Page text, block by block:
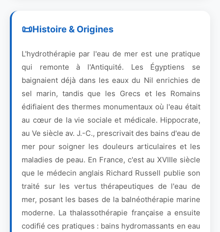
Histoire & Origines
L'hydrothérapie par l'eau de mer est une pratique
qui remonte à l'Antiquité. Les Égyptiens se
baignaient déjà dans les eaux du Nil enrichies de
sel marin, tandis que les Grecs et les Romains
édifiaient des thermes monumentaux où l'eau était
au cœur de la vie sociale et médicale. Hippocrate,
au Ve siècle av. J.-C., prescrivait des bains d'eau de
mer pour soigner les douleurs articulaires et les
maladies de peau. En France, c'est au XVIIIe siècle
que le médecin anglais Richard Russell publie son
traité sur les vertus thérapeutiques de l'eau de
mer, posant les bases de la balnéothérapie marine
moderne. La thalassothérapie française a ensuite
codifié ces pratiques : bains hydromassants en eau